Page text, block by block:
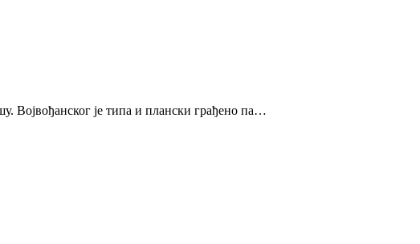
Војвођанског је типа и плански грађено па…